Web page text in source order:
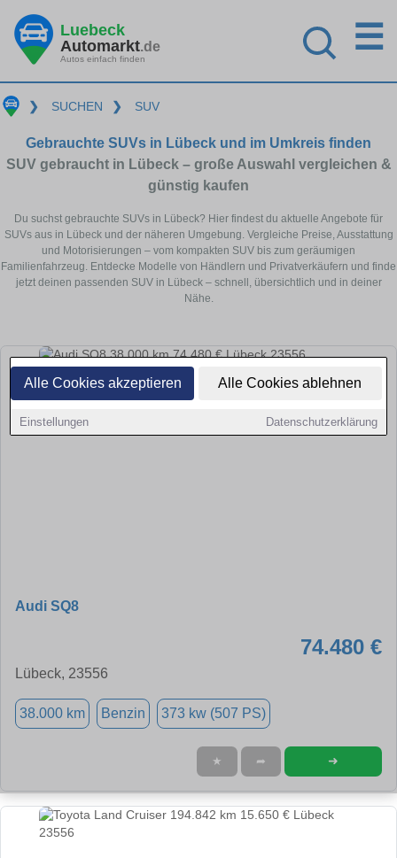
Alle Cookies akzeptieren Alle Cookies ablehnen
Einstellungen Datenschutzerklärung
Luebeck
Automarkt.de
Autos einfach finden
☰
❯ SUCHEN ❯ SUV
Gebrauchte SUVs in Lübeck und im Umkreis finden
SUV gebraucht in Lübeck – große Auswahl vergleichen &
günstig kaufen
Du suchst gebrauchte SUVs in Lübeck? Hier findest du aktuelle Angebote für
SUVs aus in Lübeck und der näheren Umgebung. Vergleiche Preise, Ausstattung
und Motorisierungen – vom kompakten SUV bis zum geräumigen
Familienfahrzeug. Entdecke Modelle von Händlern und Privatverkäufern und finde
jetzt deinen passenden SUV in Lübeck – schnell, übersichtlich und in deiner
Nähe.
Audi SQ8
74.480 €
Lübeck, 23556
38.000 km Benzin 373 kw (507 PS)
★ ➦ ➜